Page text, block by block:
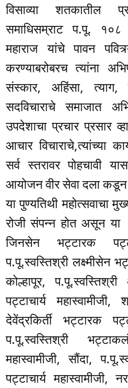
विसाव्या शतकातील
समाधिसम्राट प.पू. १०८
महाराज यांचे पावन
करण्याबरोबरच त्यांना
संस्कार, अहिंसा,
सदविचाराचे समाजात
उपदेशाचा प्रचार प्रसार
आचार विचाराचे,त्यांच्या
सर्व स्तरावर पोहचावी
आयोजन वीर सेवा दला
या पुण्यतिथी महोत्सवाचा
रोजी संपन्न होत असून या
जिनसेन भट्टारक
प.पू.स्वस्तिश्री लक्ष्मीसेन
कोल्हापूर,
पट्टाचार्य
देवेंद्रकिर्ती भट्टारक
प.पू.स्वस्तिश्री
महास्वामीजी, सौंदा,
पट्टाचार्य महास्वामीजी,